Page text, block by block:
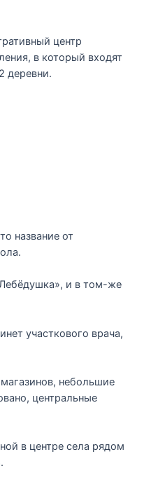
центр
в который входят
деревни.
название от
и в том-же
участкового врача,
небольшие
центральные
в центре села рядом